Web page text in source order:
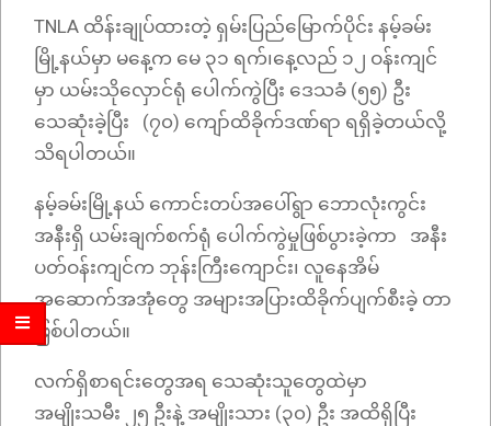
TNLA ထိန်းချုပ်ထားတဲ့ ရှမ်းပြည်မြောက်ပိုင်း နမ့်ခမ်း
မြို့နယ်မှာ မနေ့က မေ ၃၁ ရက်၊နေ့လည် ၁၂ ဝန်းကျင်
မှာ ယမ်းသိုလှောင်ရုံ ပေါက်ကွဲပြီး ဒေသခံ (၅၅) ဦး
သေဆုံးခဲ့ပြီး (၇၀) ကျော်ထိခိုက်ဒဏ်ရာ ရရှိခဲ့တယ်လို့
သိရပါတယ်။
နမ့်ခမ်းမြို့နယ် ကောင်းတပ်အပေါ်ရွာ ဘောလုံးကွင်း
အနီးရှိ ယမ်းချက်စက်ရုံ ပေါက်ကွဲမှုဖြစ်ပွားခဲ့ကာ အနီး
ပတ်ဝန်းကျင်က ဘုန်းကြီးကျောင်း၊ လူနေအိမ်
အဆောက်အအုံတွေ အများအပြားထိခိုက်ပျက်စီးခဲ့ တာ
ဖြစ်ပါတယ်။
လက်ရှိစာရင်းတွေအရ သေဆုံးသူတွေထဲမှာ
အမျိုးသမီး ၂၅ ဦးနဲ့ အမျိုးသား (၃၀) ဦး အထိရှိပြီး